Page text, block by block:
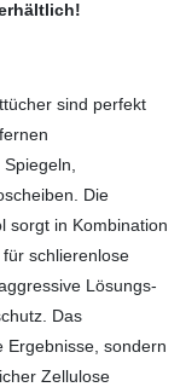
sind perfekt
Die
sorgt in Kombination
schlierenlose
Lösungs-
Das
Ergebnisse, sondern
Zellulose